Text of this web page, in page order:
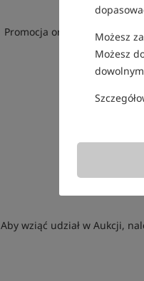
Możesz
Możesz
Promocja organizowana
Aby wziąć udział w Aukcji,